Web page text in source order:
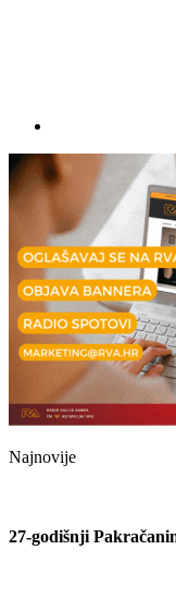
Najnovije
27-godišnji